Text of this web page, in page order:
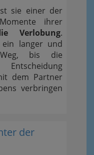
sie einer der
ihrer
Verlobung.
langer und
Weg, bis die
dem Partner
verbringen
der